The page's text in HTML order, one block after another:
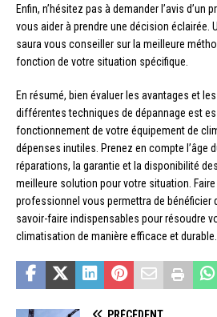
Enfin, n’hésitez pas à demander l’avis
vous aider à prendre une décision éclairée.
saura vous conseiller sur la meilleure
fonction de votre situation spécifique.
En résumé, bien évaluer les avantages et
différentes techniques de dépannage est
fonctionnement de votre équipement de
dépenses inutiles. Prenez en compte l’âge
réparations, la garantie et la disponibilité
meilleure solution pour votre situation.
professionnel vous permettra de bénéficier
savoir-faire indispensables pour résoudre
climatisation de manière efficace et durable.